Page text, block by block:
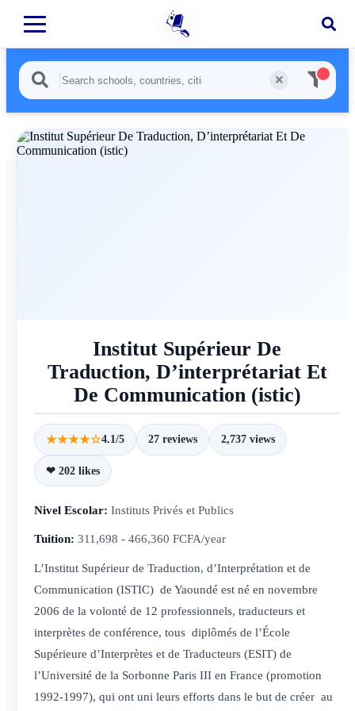
Institut Supérieur De
Traduction, D’interprétariat Et
De Communication (istic)
★★★★☆4.1/5 27 reviews 2,737 views
❤ 202 likes
Nivel Escolar: Instituts Privés et Publics
Tuition: 311,698 - 466,360 FCFA/year
L’Institut Supérieur de Traduction, d’Interprétation et de
Communication (ISTIC) de Yaoundé est né en novembre
2006 de la volonté de 12 professionnels, traducteurs et
interprètes de conférence, tous diplômés de l’École
Supérieure d’Interprètes et de Traducteurs (ESIT) de
l’Université de la Sorbonne Paris III en France (promotion
1992-1997), qui ont uni leurs efforts dans le but de créer au